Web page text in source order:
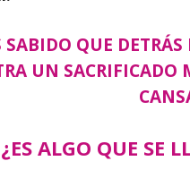
SABIDO QUE
UN SACRIFICADO
¿ES ALGO QUE SE